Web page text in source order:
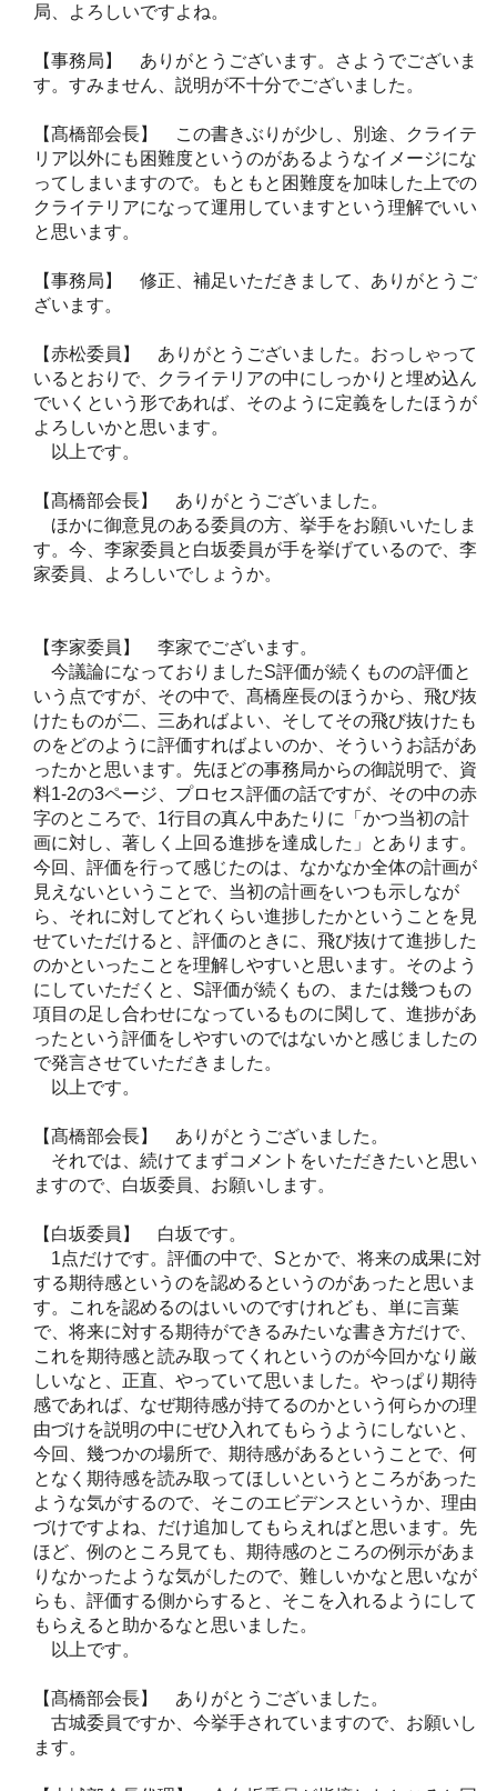
局、よろしいですよね。
【事務局】 ありがとうございます。さようでございま
す。すみません、説明が不十分でございました。
【髙橋部会長】 この書きぶりが少し、別途、クライテ
リア以外にも困難度というのがあるようなイメージにな
ってしまいますので。もともと困難度を加味した上での
クライテリアになって運用していますという理解でいい
と思います。
【事務局】 修正、補足いただきまして、ありがとうご
ざいます。
【赤松委員】 ありがとうございました。おっしゃって
いるとおりで、クライテリアの中にしっかりと埋め込ん
でいくという形であれば、そのように定義をしたほうが
よろしいかと思います。
以上です。
【髙橋部会長】 ありがとうございました。
ほかに御意見のある委員の方、挙手をお願いいたしま
す。今、李家委員と白坂委員が手を挙げているので、李
家委員、よろしいでしょうか。
【李家委員】 李家でございます。
今議論になっておりましたS評価が続くものの評価と
いう点ですが、その中で、髙橋座長のほうから、飛び抜
けたものが二、三あればよい、そしてその飛び抜けたも
のをどのように評価すればよいのか、そういうお話があ
ったかと思います。先ほどの事務局からの御説明で、資
料1-2の3ページ、プロセス評価の話ですが、その中の赤
字のところで、1行目の真ん中あたりに「かつ当初の計
画に対し、著しく上回る進捗を達成した」とあります。
今回、評価を行って感じたのは、なかなか全体の計画が
見えないということで、当初の計画をいつも示しなが
ら、それに対してどれくらい進捗したかということを見
せていただけると、評価のときに、飛び抜けて進捗した
のかといったことを理解しやすいと思います。そのよう
にしていただくと、S評価が続くもの、または幾つもの
項目の足し合わせになっているものに関して、進捗があ
ったという評価をしやすいのではないかと感じましたの
で発言させていただきました。
以上です。
【髙橋部会長】 ありがとうございました。
それでは、続けてまずコメントをいただきたいと思い
ますので、白坂委員、お願いします。
【白坂委員】 白坂です。
1点だけです。評価の中で、Sとかで、将来の成果に対
する期待感というのを認めるというのがあったと思いま
す。これを認めるのはいいのですけれども、単に言葉
で、将来に対する期待ができるみたいな書き方だけで、
これを期待感と読み取ってくれというのが今回かなり厳
しいなと、正直、やっていて思いました。やっぱり期待
感であれば、なぜ期待感が持てるのかという何らかの理
由づけを説明の中にぜひ入れてもらうようにしないと、
今回、幾つかの場所で、期待感があるということで、何
となく期待感を読み取ってほしいというところがあった
ような気がするので、そこのエビデンスというか、理由
づけですよね、だけ追加してもらえればと思います。先
ほど、例のところ見ても、期待感のところの例示があま
りなかったような気がしたので、難しいかなと思いなが
らも、評価する側からすると、そこを入れるようにして
もらえると助かるなと思いました。
以上です。
【髙橋部会長】 ありがとうございました。
古城委員ですか、今挙手されていますので、お願いし
ます。